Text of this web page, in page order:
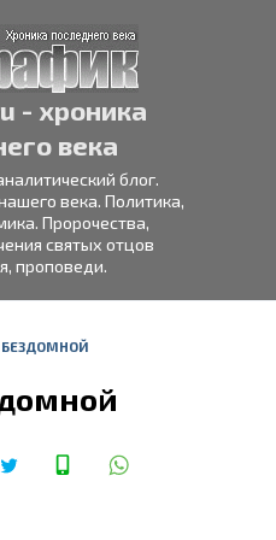
- хроника
века
блог.
века. Политика,
Пророчества,
святых отцов
проповеди.
БЕЗДОМНОЙ